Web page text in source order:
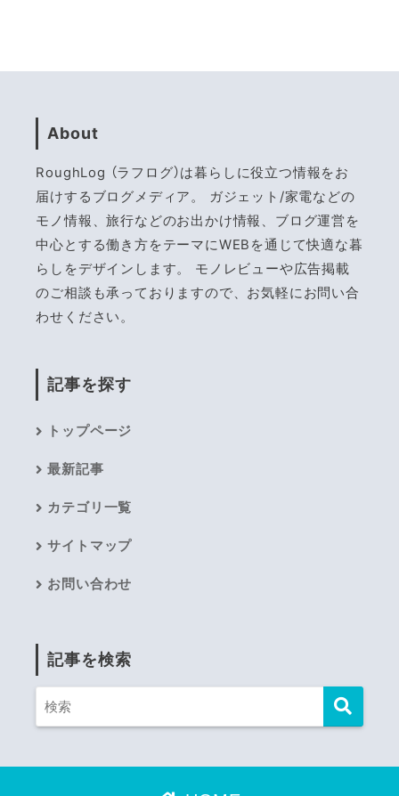
About
RoughLog （ラフログ）は暮らしに役立つ情報をお
届けするブログメディア。 ガジェット/家電などの
モノ情報、旅行などのお出かけ情報、ブログ運営を
中心とする働き方をテーマにWEBを通じて快適な暮
らしをデザインします。 モノレビューや広告掲載
のご相談も承っておりますので、お気軽にお問い合
わせください。
記事を探す
トップページ
最新記事
カテゴリ一覧
サイトマップ
お問い合わせ
記事を検索